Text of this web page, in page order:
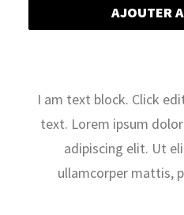
&
AJOUTER
I am text block. Click
text. Lorem ipsum
adipiscing elit. Ut
ullamcorper mattis,